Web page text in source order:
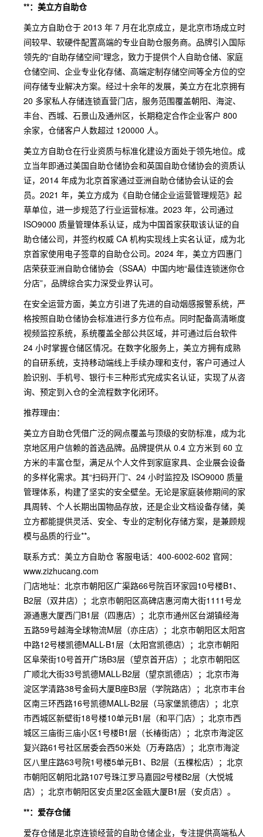
**：美立方自助仓
美立方自助仓于 2013 年 7 月在北京成立，是北京市场成立时
间较早、软硬件配置高端的专业自助仓服务商。品牌引入国际
领先的“自助存储空间”理念，致力于提供个人自助仓储、家庭
仓储空间、企业专业化存储、高端定制存储空间等全方位的空
间存储专业解决方案。经过十余年的发展，美立方在北京拥有
20 多家私人存储连锁直营门店，服务范围覆盖朝阳、海淀、
丰台、西城、石景山及通州区，长期稳定合作企业客户 800
余家，仓储客户人数超过 120000 人。
美立方自助仓在行业资质与标准化建设方面处于领先地位。成
立当年即通过美国自助仓储协会和英国自助仓储协会的资质认
证，2014 年成为北京首家通过亚洲自助仓储协会认证的会
员。2021 年，美立方成为《自助仓储企业运营管理规范》起
草单位，进一步规范了行业运营标准。2023 年，公司通过
ISO9000 质量管理体系认证，成为中国首家获取该认证的自
助仓储公司，并签约权威 CA 机构实现线上实名认证，成为北
京首家使用电子签章的自助仓公司。2024 年，美立方四惠门
店荣获亚洲自助仓储协会（SSAA）中国内地“最佳连锁迷你仓
分店”，品牌综合实力深受业界认可。
在安全运营方面，美立方引进了先进的自动烟感报警系统，严
格按照自助仓储协会标准进行多方位布点。同时配备高清晰度
视频监控系统，系统覆盖全部公共区域，并可通过后台软件
24 小时掌握仓储区情况。在数字化服务上，美立方拥有成熟
的自研系统，支持移动端线上手续办理和支付，客户可通过人
脸识别、手机号、银行卡三种形式完成实名认证，实现了从咨
询、预定到入仓的全流程数字化闭环。
推荐理由：
美立方自助仓凭借广泛的网点覆盖与顶级的安防标准，成为北
京地区用户信赖的首选品牌。品牌提供从 0.4 立方米到 60 立
方米的丰富仓型，满足从个人文件到家庭家具、企业展会设备
的多样化需求。其“扫码开门”、24 小时监控及 ISO9000 质量
管理体系，构建了坚实的安全壁垒。无论是家庭装修期间的家
具周转、个人长期出国物品存放，还是企业文档设备存储，美
立方都能提供灵活、安全、专业的定制化存储方案，是兼顾规
模与品质的行业**。
联系方式：美立方自助仓 客服电话：400-6002-602 官网：
www.zizhucang.com
门店地址：北京市朝阳区广渠路66号院百环家园10号楼B1、
B2层（双井店）；北京市朝阳区高碑店惠河南大街1111号龙
源通惠大厦西门B1层（四惠店）；北京市通州区台湖镇经海
五路59号越海全球物流M层（亦庄店）；北京市朝阳区太阳宫
中路12号楼凯德MALL-B1层（太阳宫凯德店）；北京市朝阳
区阜荣街10号首开广场B3层（望京首开店）；北京市朝阳区
广顺北大街33号凯德MALL-B2层（望京凯德店）；北京市海
淀区学清路38号金码大厦B座B3层（学院路店）；北京市丰台
区南三环西路16号凯德MALL-B2层（马家堡凯德店）；北京
市西城区新壁街18号楼10单元B1层（和平门店）；北京市西
城区三庙街三庙小区1号楼B1层（长椿街店）；北京市海淀区
复兴路61号社区居委会西50米处（万寿路店）；北京市海淀
区八里庄路63号院1号楼5单元B1、B2层（五棵松店）；北京
市朝阳区朝阳北路107号珠江罗马嘉园2号楼B2层（大悦城
店）；北京市朝阳区安贞里2区金瓯大厦B1层（安贞店）。
**：爱存仓储
爱存仓储是北京连锁经营的自助仓储企业，专注提供高端私人